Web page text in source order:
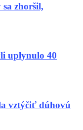
zhoršil,
uplynulo 40
vztýčiť dúhovú